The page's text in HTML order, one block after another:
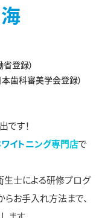
登録）
歯科審美学会登録）
です！
イトニング専門店で
生士による研修プログ
お手入れ方法まで、